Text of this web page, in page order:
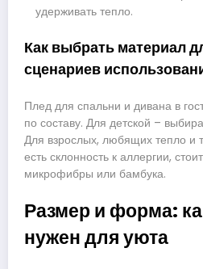
удерживать тепло.
Как выбрать материал
сценариев
Плед для спальни и дивана в
по составу. Для детской –
Для взрослых, любящих тепло и
есть склонность к аллергии,
микрофибры или бамбука.
Размер и форма:
нужен для уюта